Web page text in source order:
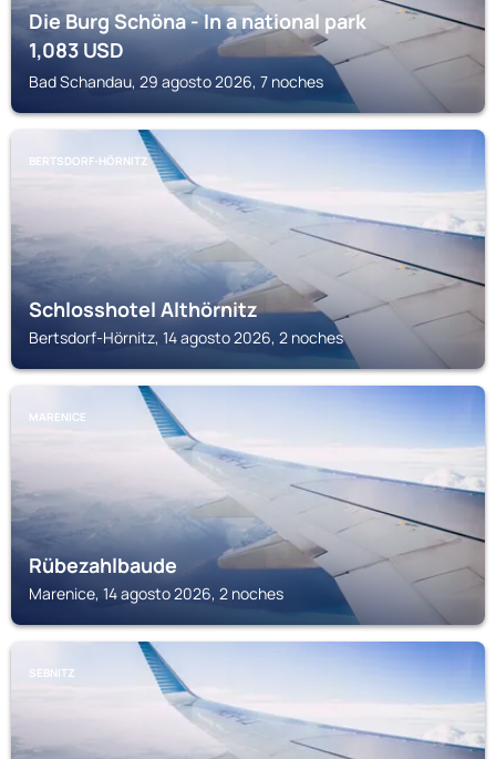
Die Burg Schöna - In a national park
1,083USD
Bad Schandau, 29 agosto 2026, 7 noches
BERTSDORF-HÖRNITZ
Schlosshotel Althörnitz
Bertsdorf-Hörnitz, 14 agosto 2026, 2 noches
MARENICE
Rübezahlbaude
Marenice, 14 agosto 2026, 2 noches
SEBNITZ